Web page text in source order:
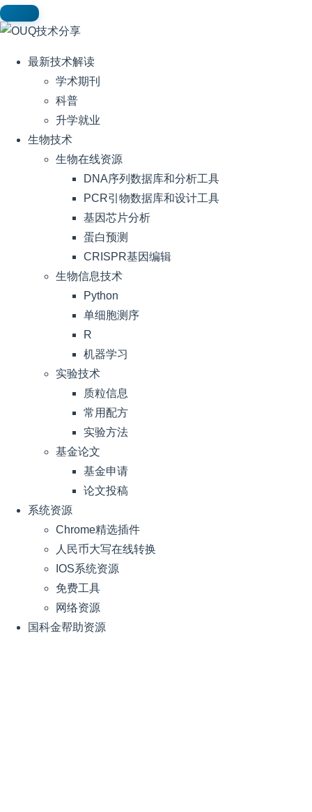
最新技术解读
学术期刊
科普
升学就业
生物技术
生物在线资源
DNA序列数据库和分析工具
PCR引物数据库和设计工具
基因芯片分析
蛋白预测
CRISPR基因编辑
生物信息技术
Python
单细胞测序
R
机器学习
实验技术
质粒信息
常用配方
实验方法
基金论文
基金申请
论文投稿
系统资源
Chrome精选插件
人民币大写在线转换
IOS系统资源
免费工具
网络资源
国科金帮助资源